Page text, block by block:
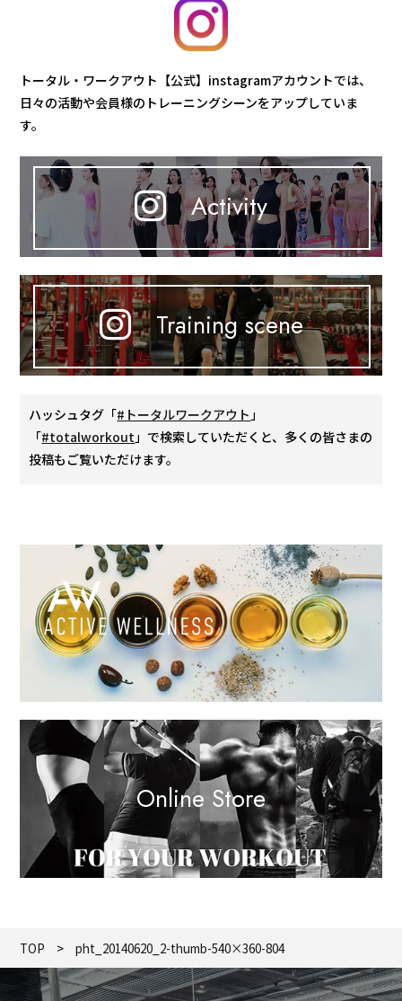
トータル・ワークアウト【公式】instagramアカウントでは、
日々の活動や会員様のトレーニングシーンをアップしていま
す。
Activity
Training scene
ハッシュタグ「#トータルワークアウト 」
「#totalworkout 」で検索していただくと、多くの皆さまの
投稿もご覧いただけます。
Online Store
TOP pht_20140620_2-thumb-540×360-804